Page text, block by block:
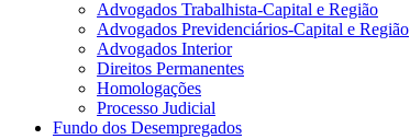
Advogados Trabalhista-Capital e Região
Advogados Previdenciários-Capital e Região
Advogados Interior
Direitos Permanentes
Homologações
Processo Judicial
Fundo dos Desempregados